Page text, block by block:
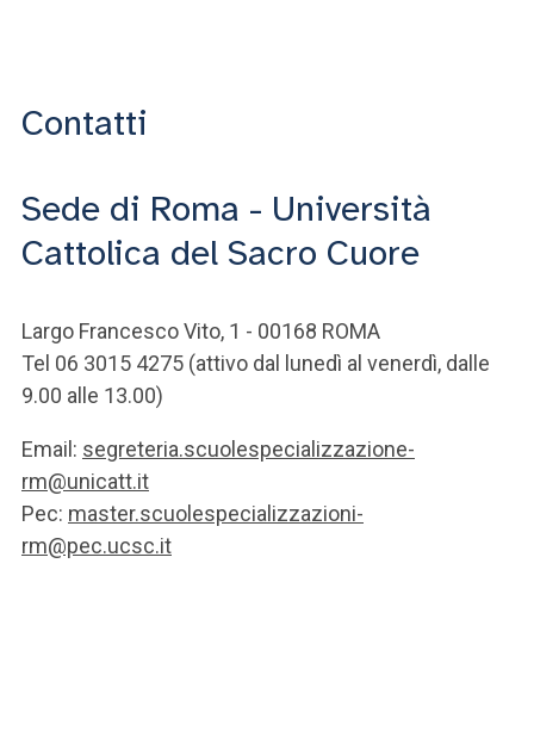
Contatti
Sede di Roma - Università
Cattolica del Sacro Cuore
Largo Francesco Vito, 1 - 00168 ROMA
Tel 06 3015 4275 (attivo dal lunedì al venerdì, dalle
9.00 alle 13.00)
Email: segreteria.scuolespecializzazione-
rm@unicatt.it
Pec: master.scuolespecializzazioni-
rm@pec.ucsc.it